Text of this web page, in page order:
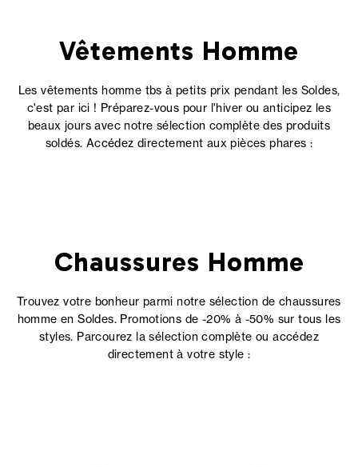
Vêtements Homme
Les vêtements homme tbs à petits prix pendant les Soldes,
c'est par ici ! Préparez-vous pour l'hiver ou anticipez les
beaux jours avec notre sélection complète des produits
soldés. Accédez directement aux pièces phares :
Chaussures Homme
Trouvez votre bonheur parmi notre sélection de chaussures
homme en Soldes. Promotions de -20% à -50% sur tous les
styles. Parcourez la sélection complète ou accédez
directement à votre style :